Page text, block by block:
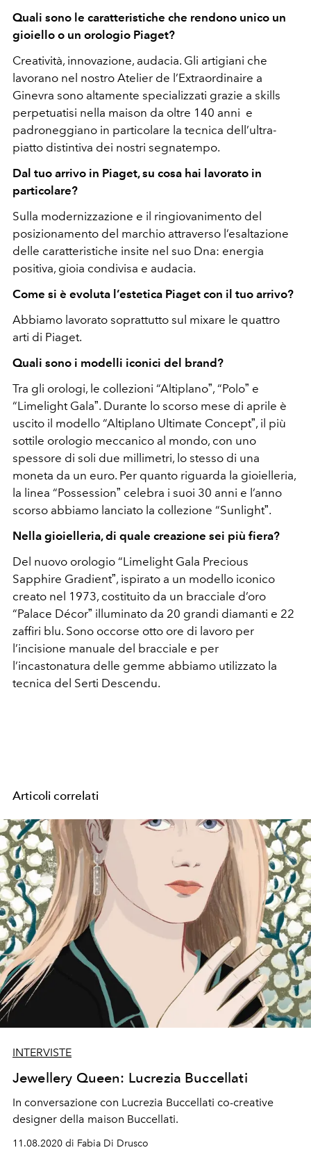
Quali sono le caratteristiche che rendono unico un
gioiello o un orologio Piaget?
Creatività, innovazione, audacia. Gli artigiani che
lavorano nel nostro Atelier de l’Extraordinaire a
Ginevra sono altamente specializzati grazie a skills
perpetuatisi nella maison da oltre 140 anni e
padroneggiano in particolare la tecnica dell’ultra-
piatto distintiva dei nostri segnatempo.
Dal tuo arrivo in Piaget, su cosa hai lavorato in
particolare?
Sulla modernizzazione e il ringiovanimento del
posizionamento del marchio attraverso l’esaltazione
delle caratteristiche insite nel suo Dna: energia
positiva, gioia condivisa e audacia.
Come si è evoluta l’estetica Piaget con il tuo arrivo?
Abbiamo lavorato soprattutto sul mixare le quattro
arti di Piaget.
Quali sono i modelli iconici del brand?
Tra gli orologi, le collezioni “Altiplanoˮ, “Poloˮ e
“Limelight Galaˮ. Durante lo scorso mese di aprile è
uscito il modello “Altiplano Ultimate Conceptˮ, il più
sottile orologio meccanico al mondo, con uno
spessore di soli due millimetri, lo stesso di una
moneta da un euro. Per quanto riguarda la gioielleria,
la linea “Possessionˮ celebra i suoi 30 anni e l’anno
scorso abbiamo lanciato la collezione “Sunlightˮ.
Nella gioielleria, di quale creazione sei più fiera?
Del nuovo orologio “Limelight Gala Precious
Sapphire Gradientˮ, ispirato a un modello iconico
creato nel 1973, costituito da un bracciale d’oro
“Palace Décorˮ illuminato da 20 grandi diamanti e 22
zaffiri blu. Sono occorse otto ore di lavoro per
l’incisione manuale del bracciale e per
l’incastonatura delle gemme abbiamo utilizzato la
tecnica del Serti Descendu.
Articoli correlati
INTERVISTE
Jewellery Queen: Lucrezia Buccellati
In conversazione con Lucrezia Buccellati co-creative
designer della maison Buccellati.
11.08.2020 di Fabia Di Drusco